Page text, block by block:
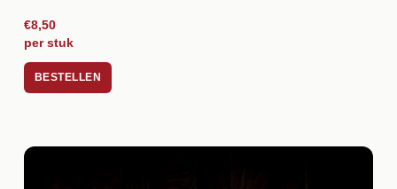
€8,50
per stuk
BESTELLEN